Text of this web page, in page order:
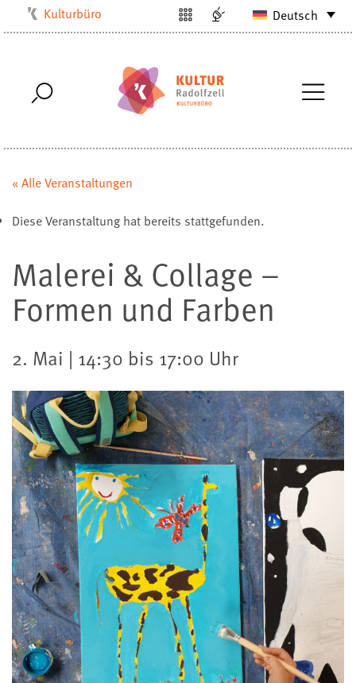
Kulturbüro
Stadtarchiv
Stadtbibliothek
Villa Bosch
Deutsch
« Alle Veranstaltungen
Diese Veranstaltung hat bereits stattgefunden.
Malerei & Collage –
Formen und Farben
2. Mai | 14:30 bis 17:00 Uhr